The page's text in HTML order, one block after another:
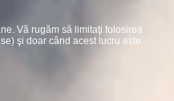
Vă rugăm să limitaţi folosirea
şi doar când acest lucru este